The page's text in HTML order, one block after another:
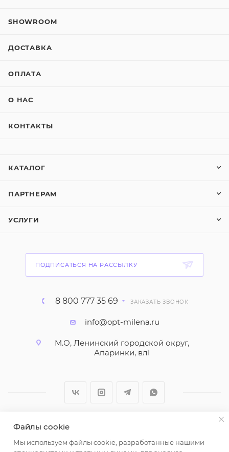
SHOWROOM
ДОСТАВКА
ОПЛАТА
О НАС
КОНТАКТЫ
КАТАЛОГ
ПАРТНЕРАМ
УСЛУГИ
ПОДПИСАТЬСЯ НА РАССЫЛКУ
8 800 777 35 69 ЗАКАЗАТЬ ЗВОНОК
info@opt-milena.ru
М.О, Ленинский городской округ,
Апаринки, вл1
2026 © ООО "Вайт Текстиль групп"
Любая информация на сайте носит справочный
Файлы cookie
Мы используем файлы cookie, разработанные нашими